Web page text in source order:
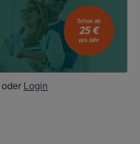
oder Login